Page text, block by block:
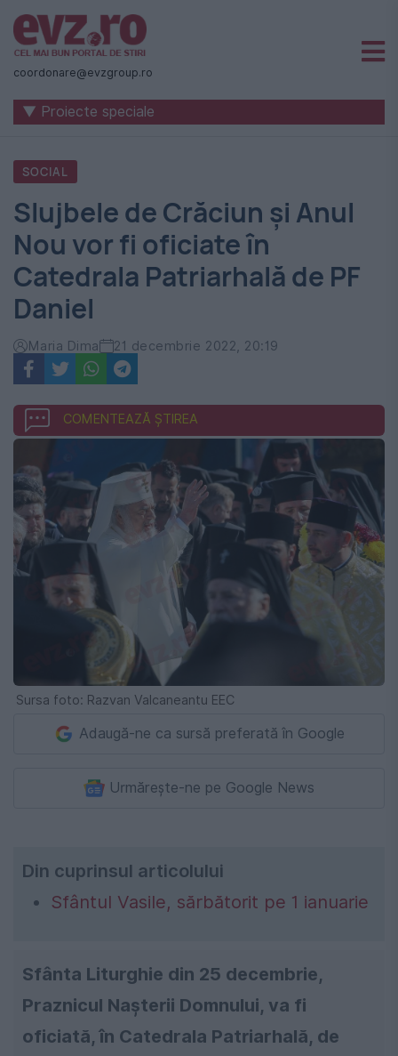
Știri
naționale
internaționale
România
-
Evenimentul
Zilei
coordonare@evzgroup.ro
▼ Proiecte speciale
SOCIAL
Slujbele de Crăciun și Anul
Nou vor fi oficiate în
Catedrala Patriarhală de PF
Daniel
Maria Dima 21 decembrie 2022, 20:19
COMENTEAZĂ ȘTIREA
Sursa foto: Razvan Valcaneantu EEC
Adaugă-ne ca sursă preferată în Google
Urmărește-ne pe Google News
Din cuprinsul articolului
Sfântul Vasile, sărbătorit pe 1 ianuarie
Sfânta Liturghie din 25 decembrie,
Praznicul Naşterii Domnului, va fi
oficiată, în Catedrala Patriarhală, de